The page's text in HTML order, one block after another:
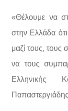
«Θέλουμε να
στην Ελλάδα
μαζί τους, τους
να τους
Ελληνικής